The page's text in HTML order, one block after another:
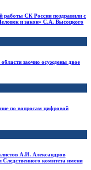
работы СК России поздравили с
и закон» С.А. Высоцкого
заочно осуждены двое
по вопросам цифровой
А.И. Александров
комитета имени